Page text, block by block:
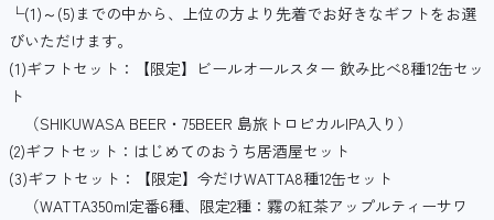
└(1)～(5)までの中から、上位の方より先着でお好きなギフトをお選
びいただけます。
(1)ギフトセット：【限定】ビールオールスター 飲み比べ8種12缶セッ
ト
（SHIKUWASA BEER・75BEER 島旅トロピカルIPA入り）
(2)ギフトセット：はじめてのおうち居酒屋セット
(3)ギフトセット：【限定】今だけWATTA8種12缶セット
（WATTA350ml定番6種、限定2種：霧の紅茶アップルティーサワ